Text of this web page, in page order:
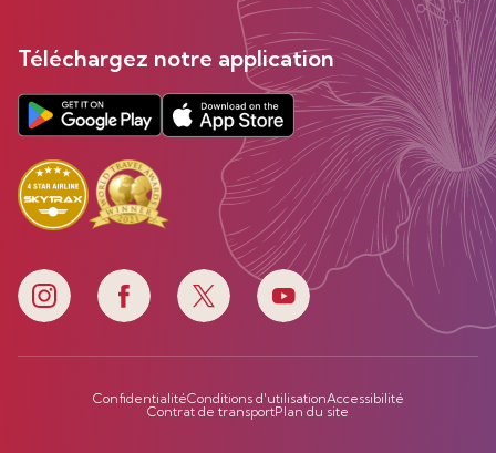
Téléchargez notre application
ConfidentialitéConditions d'utilisationAccessibilité
Contrat de transportPlan du site